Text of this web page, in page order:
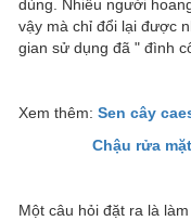
dùng. Nhiều người
vậy mà chỉ đổi lại được
gian sử dụng đã " đình
Xem thêm: Sen cây
Chậu rửa
Một câu hỏi đặt ra là